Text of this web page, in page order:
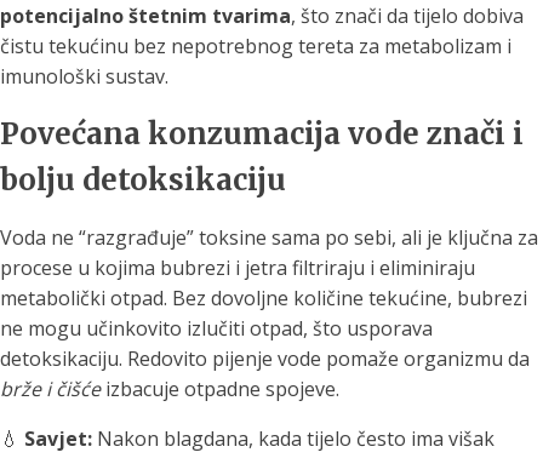
potencijalno štetnim tvarima, što znači da tijelo dobiva
čistu tekućinu bez nepotrebnog tereta za metabolizam i
imunološki sustav.
Povećana konzumacija vode znači i
bolju detoksikaciju
Voda ne “razgrađuje” toksine sama po sebi, ali je ključna za
procese u kojima bubrezi i jetra filtriraju i eliminiraju
metabolički otpad. Bez dovoljne količine tekućine, bubrezi
ne mogu učinkovito izlučiti otpad, što usporava
detoksikaciju. Redovito pijenje vode pomaže organizmu da
brže i čišćeizbacuje otpadne spojeve.
💧 Savjet: Nakon blagdana, kada tijelo često ima višak